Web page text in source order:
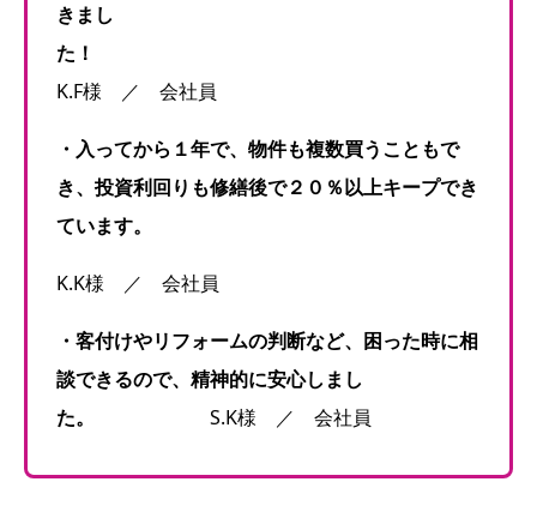
きまし
た！
K.F様 ／ 会社員
・入ってから１年で、物件も複数買うこともで
き、投資利回りも修繕後で２０％以上キープでき
ています。
K.K様 ／ 会社員
・客付けやリフォームの判断など、困った時に相
談できるので、精神的に安心しまし
た。 S.K様 ／ 会社員